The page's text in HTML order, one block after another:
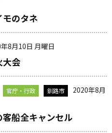
のタネ
8月10日 月曜日
大会
官庁・行政 釧路市
2020年8月
船全キャンセル